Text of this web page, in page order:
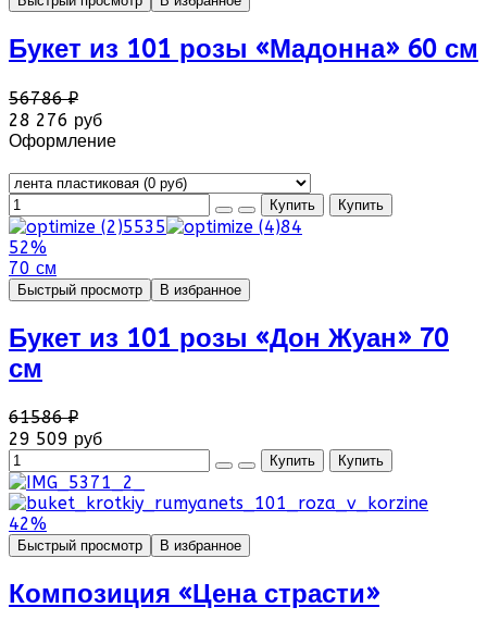
Букет из 101 розы «Мадонна» 60 см
56786 ₽
28 276 руб
Оформление
52%
70 см
Быстрый просмотр В избранное
Букет из 101 розы «Дон Жуан» 70
см
61586 ₽
29 509 руб
42%
Быстрый просмотр В избранное
Композиция «Цена страсти»